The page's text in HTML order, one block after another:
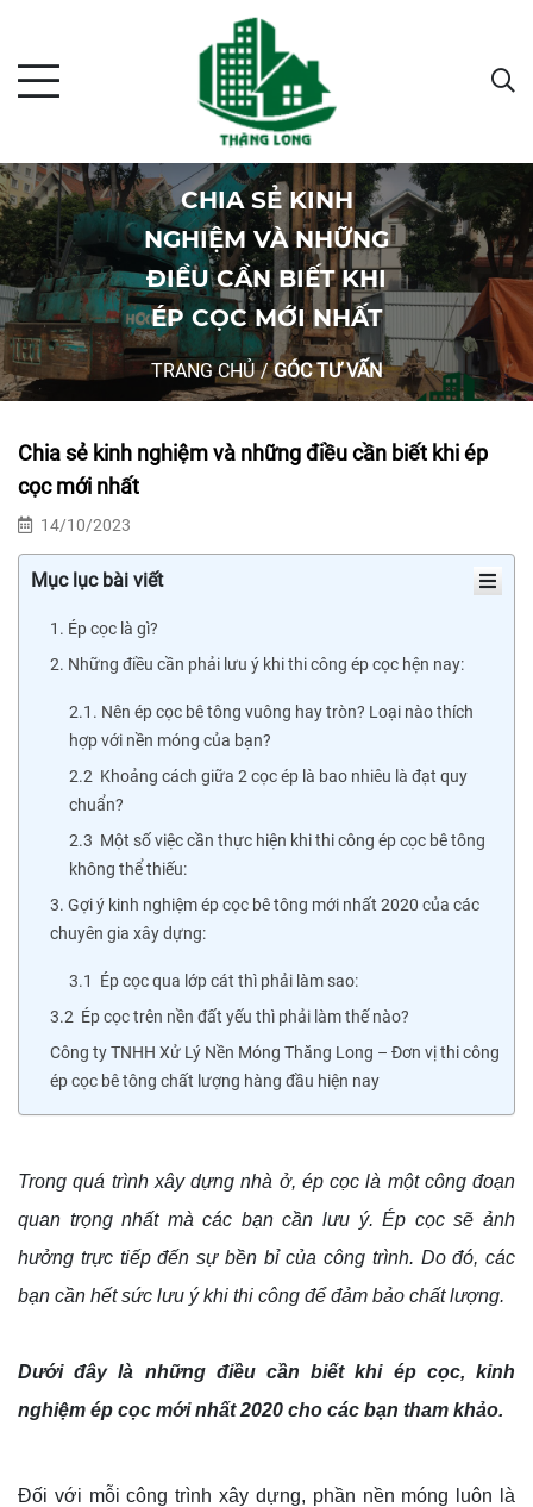
CHIA SẺ KINH
NGHIỆM VÀ NHỮNG
ĐIỀU CẦN BIẾT KHI
ÉP CỌC MỚI NHẤT
TRANG CHỦ /GÓC TƯ VẤN
Chia sẻ kinh nghiệm và những điều cần biết khi ép
cọc mới nhất
14/10/2023
Mục lục bài viết
1. Ép cọc là gì?
2. Những điều cần phải lưu ý khi thi công ép cọc hện nay:
2.1. Nên ép cọc bê tông vuông hay tròn? Loại nào thích
hợp với nền móng của bạn?
2.2 Khoảng cách giữa 2 cọc ép là bao nhiêu là đạt quy
chuẩn?
2.3 Một số việc cần thực hiện khi thi công ép cọc bê tông
không thể thiếu:
3. Gợi ý kinh nghiệm ép cọc bê tông mới nhất 2020 của các
chuyên gia xây dựng:
3.1 Ép cọc qua lớp cát thì phải làm sao:
3.2 Ép cọc trên nền đất yếu thì phải làm thế nào?
Công ty TNHH Xử Lý Nền Móng Thăng Long – Đơn vị thi công
ép cọc bê tông chất lượng hàng đầu hiện nay
Trong quá trình xây dựng nhà ở, ép cọc là một công đoạn
quan trọng nhất mà các bạn cần lưu ý. Ép cọc sẽ ảnh
hưởng trực tiếp đến sự bền bỉ của công trình. Do đó, các
bạn cần hết sức lưu ý khi thi công để đảm bảo chất lượng.
Dưới đây là những điều cần biết khi ép cọc, kinh
nghiệm ép cọc mới nhất 2020 cho các bạn tham khảo.
Đối với mỗi công trình xây dựng, phần nền móng luôn là